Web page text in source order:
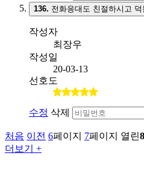
136. 전화응대도 친절하시고
작성자
최장우
작성일
20-03-13
선호도
수정 삭제
처음 이전 6페이지 7페이지 열린8
더보기 +